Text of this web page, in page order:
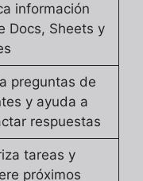
información
Docs, Sheets y
preguntas de
y ayuda a
respuestas
tareas y
próximos